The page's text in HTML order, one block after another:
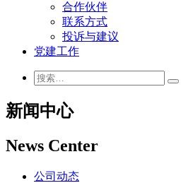
合作伙伴
联系方式
投诉与建议
党建工作
新闻中心
News Center
公司动态